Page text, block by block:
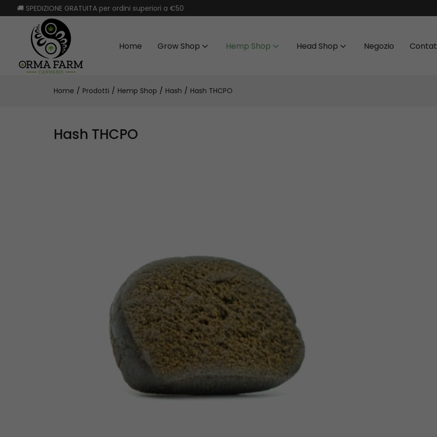
🚚 SPEDIZIONE GRATUITA per ordini superiori a €50
Home Grow Shop Hemp Shop Head Shop Negozio
Home Prodotti Hemp Shop Hash Hash THCPO
Hash THCPO